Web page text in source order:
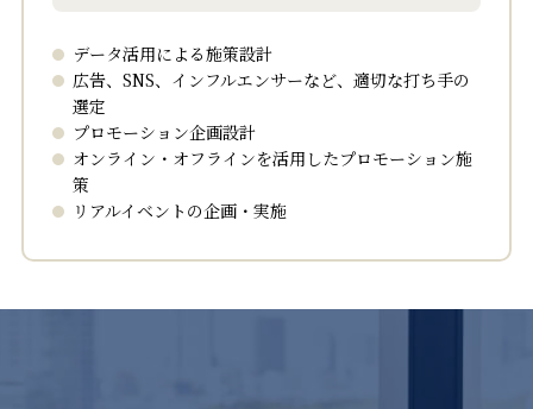
データ活用による施策設計
広告、SNS、インフルエンサーなど、適切な打ち手の
選定
プロモーション企画設計
オンライン・オフラインを活用したプロモーション施
策
リアルイベントの企画・実施